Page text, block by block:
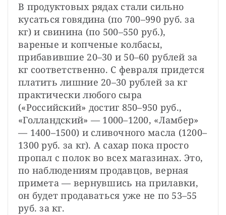
В продуктовых рядах стали сильно
кусаться говядина (по 700–990 руб. за
кг) и свинина (по 500–550 руб.),
вареные и копченые колбасы,
прибавившие 20–30 и 50–60 рублей за
кг соответственно. С февраля придется
платить лишние 20–30 рублей за кг
практически любого сыра
(«Российский» достиг 850–950 руб.,
«Голландский» — 1000–1200, «Ламбер»
— 1400–1500) и сливочного масла (1200–
1300 руб. за кг). А сахар пока просто
пропал с полок во всех магазинах. Это,
по наблюдениям продавцов, верная
примета — вернувшись на прилавки,
он будет продаваться уже не по 53–55
руб. за кг.